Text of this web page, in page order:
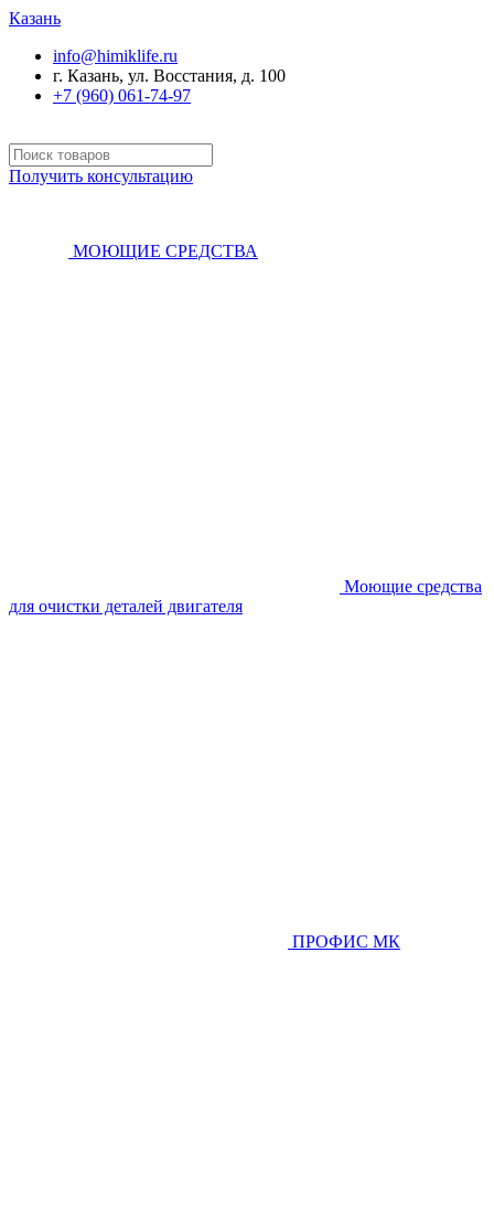
Казань
info@himiklife.ru
г. Казань, ул. Восстания, д. 100
+7 (960) 061-74-97
Получить консультацию
МОЮЩИЕ СРЕДСТВА
Моющие средства
для очистки деталей двигателя
ПРОФИС МК